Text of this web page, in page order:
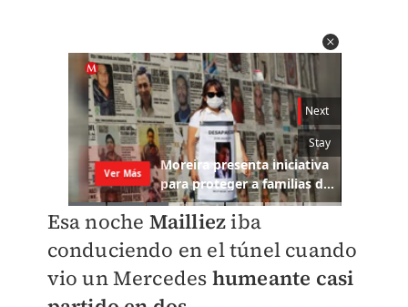
Esa noche Maillieziba
conduciendo en el túnel cuando
vio un Mercedes humeante casi